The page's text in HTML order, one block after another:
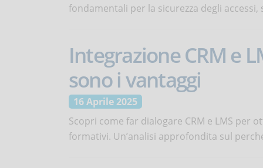
fondamentali per la sicurezza degli
Integrazione CRM e
sono i vantaggi
16 Aprile 2025
Scopri come far dialogare CRM e LMS per
formativi. Un’analisi approfondita sul